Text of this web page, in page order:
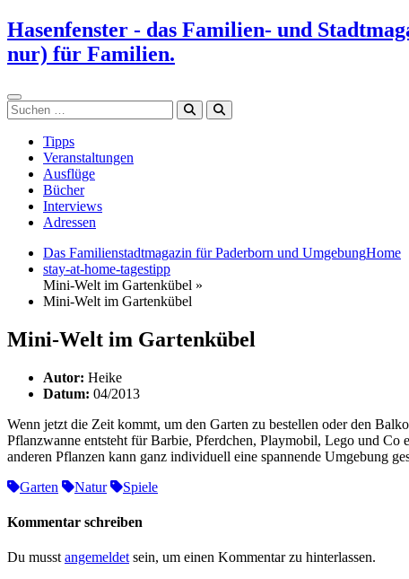
Zum
Inhalt
springen
Hasenfenster - das Familien- und
nur) für Familien.
Suchen
Tipps
Veranstaltungen
Ausflüge
Bücher
Interviews
Adressen
Das Familienstadtmagazin für Paderborn und UmgebungHome
stay-at-home-tagestipp
Mini-Welt im Gartenkübel »
Mini-Welt im Gartenkübel
Mini-Welt im Gartenkübel
Autor: Heike
Datum: 04/2013
Wenn jetzt die Zeit kommt, um den Garten zu bestellen oder den
Pflanzwanne entsteht für Barbie, Pferdchen, Playmobil, Lego und Co
anderen Pflanzen kann ganz individuell eine spannende Umgebung
Garten
Natur Spiele
Kommentar schreiben
Du musst angemeldet sein, um einen Kommentar zu hinterlassen.